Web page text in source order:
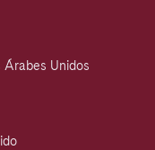
Árabes Unidos